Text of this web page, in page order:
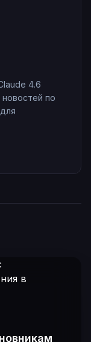
4.6
новостей по